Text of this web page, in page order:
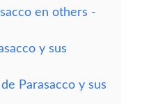
en others -
y sus
Parasacco y sus